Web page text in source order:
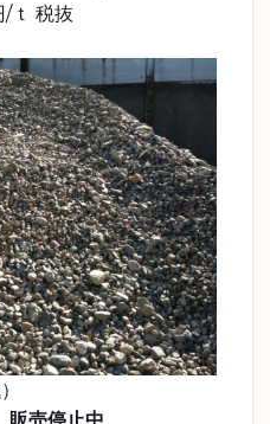
ｔ 税抜